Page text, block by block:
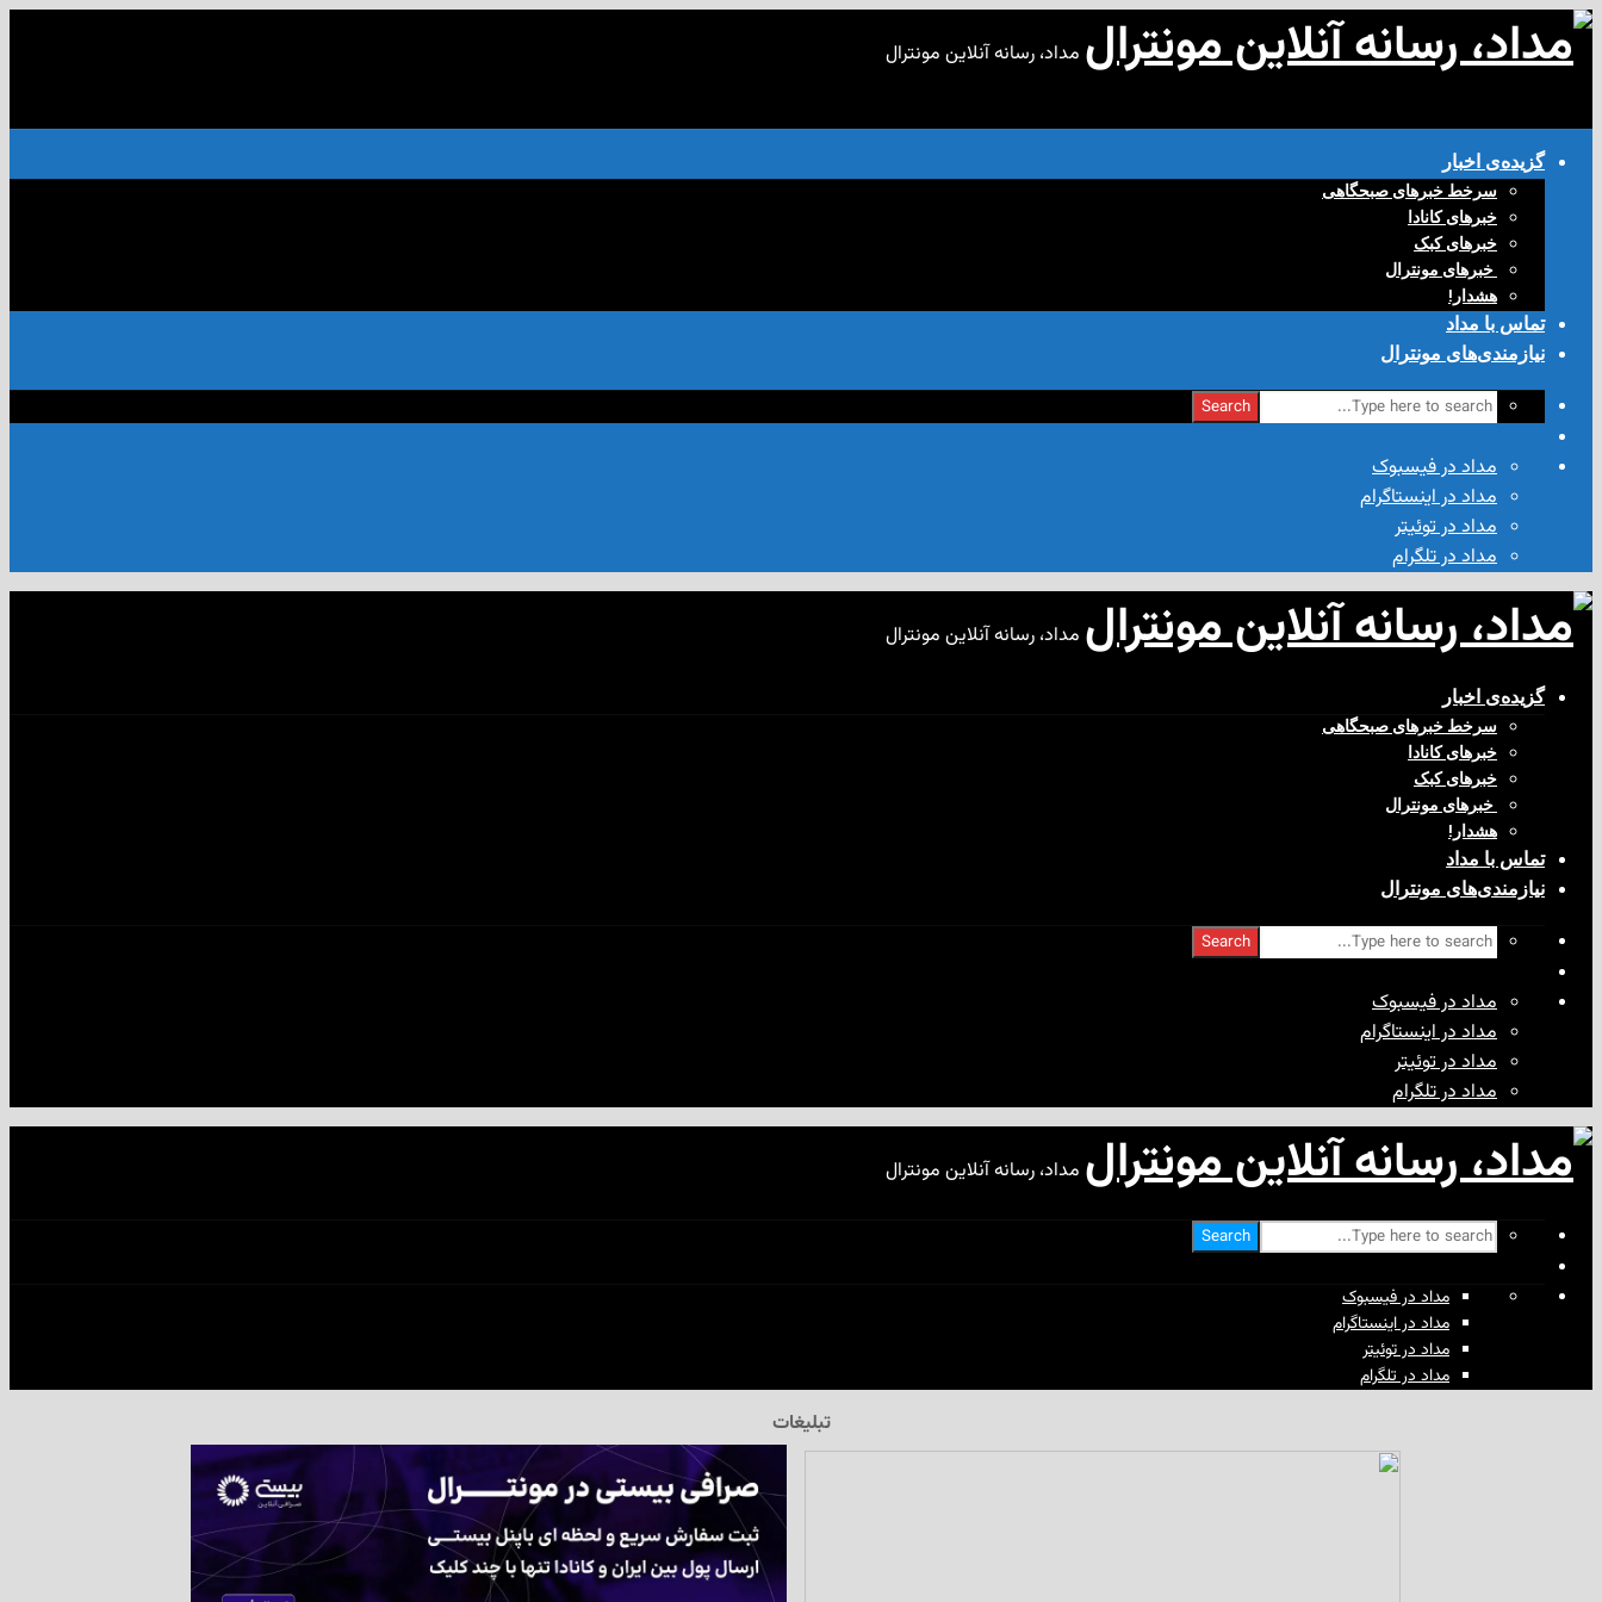
مداد، رسانه آنلاین مونترال
گزیده‌ی‌ اخبار
سرخط خبرهای صبحگاهی
خبرهای کانادا
خبرهای کبک
‌ خبرهای مونترال
هشدار!
تماس با مداد
نیازمندی‌های مونترال
Search
مداد در فیسبوک
مداد در اینستاگرام
مداد در توئیتر
مداد در تلگرام
مداد، رسانه آنلاین مونترال
گزیده‌ی‌ اخبار
سرخط خبرهای صبحگاهی
خبرهای کانادا
خبرهای کبک
‌ خبرهای مونترال
هشدار!
تماس با مداد
نیازمندی‌های مونترال
Search
مداد در فیسبوک
مداد در اینستاگرام
مداد در توئیتر
مداد در تلگرام
مداد، رسانه آنلاین مونترال
Search
مداد در فیسبوک
مداد در اینستاگرام
مداد در توئیتر
مداد در تلگرام
تبلیغات